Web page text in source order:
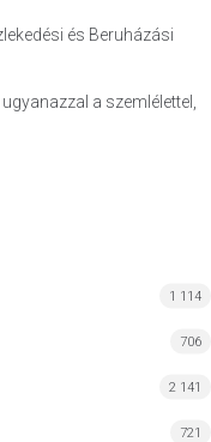
és Beruházási
a szemlélettel,
1 114
706
2 141
721